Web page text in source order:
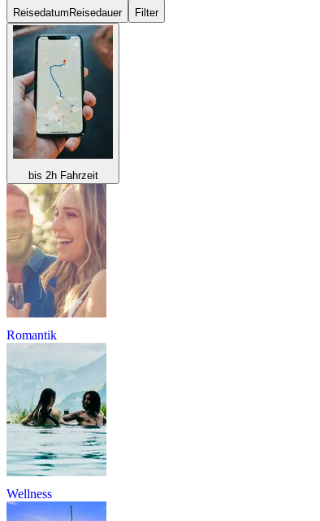
Reisedatum Reisedauer Filter
bis 2h Fahrzeit
Romantik
Wellness